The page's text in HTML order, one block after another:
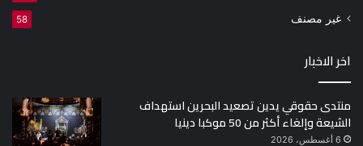
غير مصنف 58
اخر الاخبار
منتدى حقوقي يدين تصعيد البحرين استهداف
الشيعة وإلغاء أكثر من 50 موكبا دينيا
6 أغسطس، 2026